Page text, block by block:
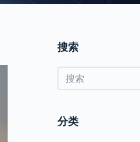
搜索
分类